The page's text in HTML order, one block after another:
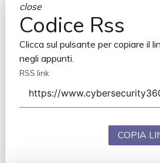
close
Codice Rss
Clicca sul pulsante per copiare il
negli appunti.
RSS link
COPIA